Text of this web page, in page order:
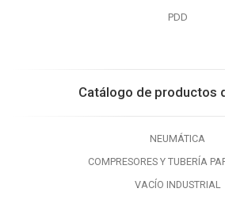
PDD
Catálogo de productos
NEUMÁTICA
COMPRESORES Y TUBERÍA
VACÍO INDUSTRIAL